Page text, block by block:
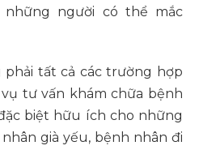
người có thể mắc
tất cả các trường hợp
tư vấn khám chữa bệnh
biệt hữu ích cho những
già yếu, bệnh nhân đi